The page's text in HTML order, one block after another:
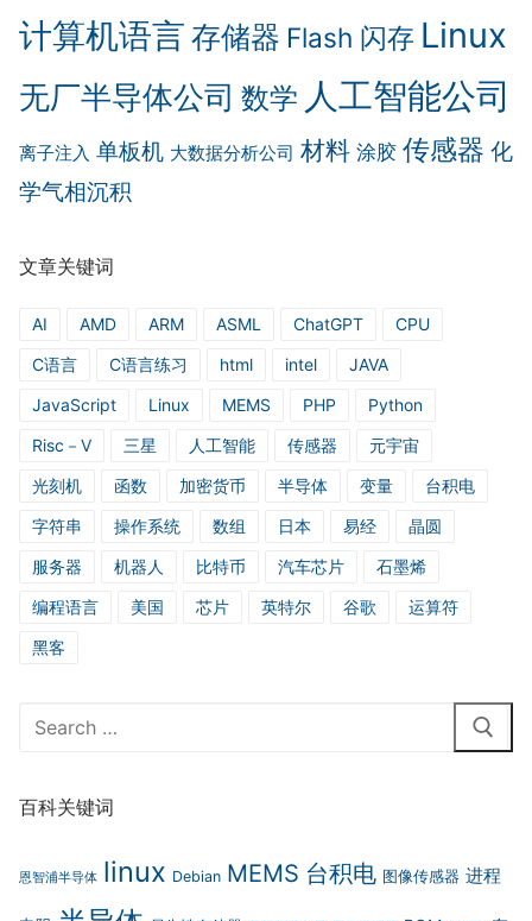
计算机语言 存储器 Flash 闪存 Linux
无厂半导体公司 数学 人工智能公司
离子注入 单板机 大数据分析公司 材料 涂胶 传感器 化
学气相沉积
文章关键词
AI AMD ARM ASML ChatGPT
CPU
C语言
C语言练习 html intel
JAVA
JavaScript
Linux MEMS PHP
Python
Risc－V
三星 人工智能 传感器
元宇宙
光刻机
函数 加密货币 半导体 变量
台积电
字符串
操作系统 数组 日本 易经
晶圆
服务器
机器人 比特币 汽车芯片
石墨烯
编程语言
美国 芯片 英特尔 谷歌
运算符
黑客
Search
百科关键词
恩智浦半导体 linux Debian MEMS 台积电 图像传感器 进程